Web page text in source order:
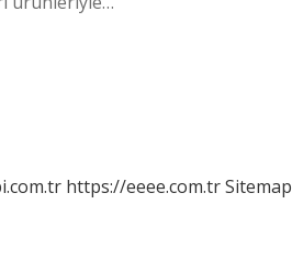
https://eeee.com.trSitemap